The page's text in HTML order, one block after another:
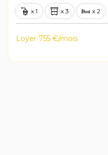
x 1 x 3 x 2
Loyer 755 €/mois